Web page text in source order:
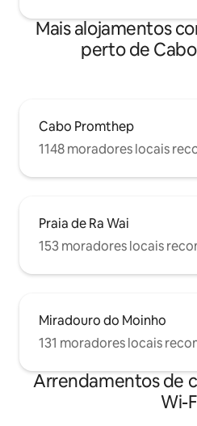
Mais alojamentos
perto de
Cabo Promthep
1148 moradores locais
Praia de Ra Wai
153 moradores locais
Miradouro do Moinho
131 moradores locais
Arrendamentos de
Wi-